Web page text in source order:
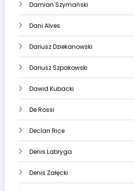
Damian Szymański
Dani Alves
Dariusz Dziekanowski
Dariusz Szpakowski
Dawid Kubacki
De Rossi
Declan Rice
Denis Labryga
Denis Załęcki